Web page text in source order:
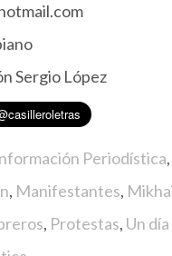
Sergio López
Periodística,
, Manifestantes,
, Protestas, Un